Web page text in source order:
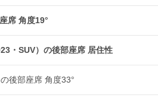
席 角度19°
・SUV）の後部座席 居住性
後部座席 角度33°